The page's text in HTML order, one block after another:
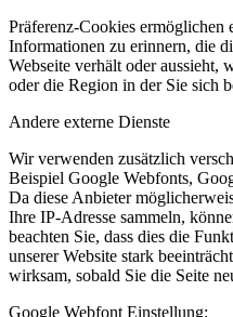
Präferenz-Cookies ermöglichen
Informationen zu erinnern, die
Webseite verhält oder aussieht,
oder die Region in der Sie sich
Andere externe Dienste
Wir verwenden zusätzlich
Beispiel Google Webfonts,
Da diese Anbieter
Ihre IP-Adresse sammeln,
beachten Sie, dass dies die
unserer Website stark
wirksam, sobald Sie die Seite
Google Webfont Einstellung: